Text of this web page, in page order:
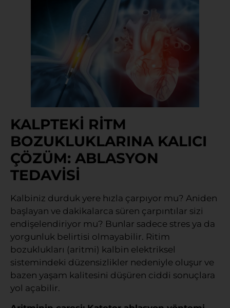
KALPTEKİ RİTM
BOZUKLUKLARINA KALICI
ÇÖZÜM: ABLASYON
TEDAVİSİ
Kalbiniz durduk yere hızla çarpıyor mu? Aniden
başlayan ve dakikalarca süren çarpıntılar sizi
endişelendiriyor mu? Bunlar sadece stres ya da
yorgunluk belirtisi olmayabilir. Ritim
bozuklukları (aritmi) kalbin elektriksel
sistemindeki düzensizlikler nedeniyle oluşur ve
bazen yaşam kalitesini düşüren ciddi sonuçlara
yol açabilir.